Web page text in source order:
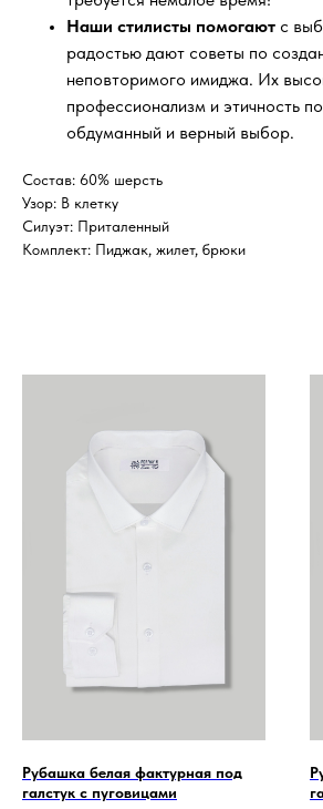
Наши стилисты помогают с
радостью дают советы по
неповторимого имиджа. Их
профессионализм и этичность
обдуманный и верный выбор.
Состав: 60% шерсть
Узор: В клетку
Силуэт: Приталенный
Комплект: Пиджак, жилет, брюки
Рубашка белая фактурная под
галстук с пуговицами